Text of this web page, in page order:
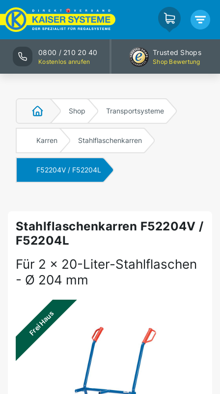
0800 / 210 20 40
Kostenlos anrufen
Trusted Shops
Shop Bewertung
Shop Transportsysteme
Karren Stahlflaschenkarren
F52204V / F52204L
Stahlflaschenkarren F52204V /
F52204L
Für 2 x 20-Liter-Stahlflaschen
- Ø 204 mm
Frei Haus